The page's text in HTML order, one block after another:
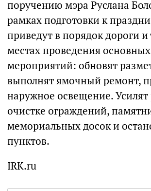
поручению мэра Руслана
рамках подготовки к
приведут в порядок дороги и
местах проведения основных
мероприятий: обновят
выполнят ямочный ремонт,
наружное освещение. Усилят
очистке ограждений,
мемориальных досок и
пунктов.
IRK.ru